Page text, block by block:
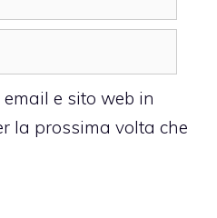
e sito web in
la prossima volta che